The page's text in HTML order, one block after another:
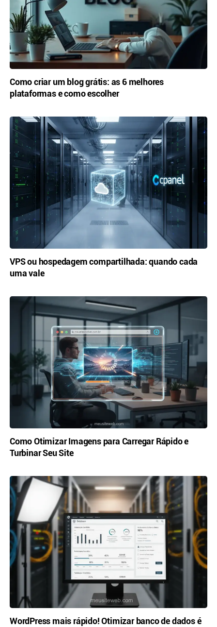
Como criar um blog grátis: as 6 melhores
plataformas e como escolher
VPS ou hospedagem compartilhada: quando cada
uma vale
Como Otimizar Imagens para Carregar Rápido e
Turbinar Seu Site
WordPress mais rápido! Otimizar banco de dados é